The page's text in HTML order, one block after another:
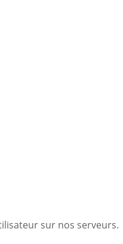
sur nos serveurs.